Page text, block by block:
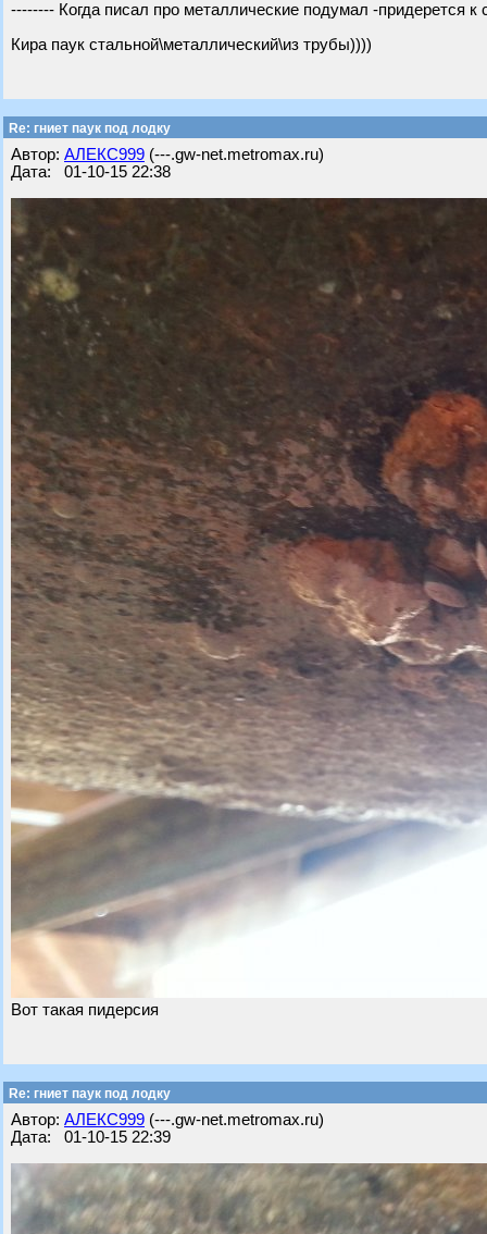
-------- Когда писал про металлические подумал -придерется к
Кира паук стальной\металлический\из трубы))))
Re: гниет паук под лодку
Автор: АЛЕКС999 (---.gw-net.metromax.ru)
Дата: 01-10-15 22:38
Вот такая пидерсия
Re: гниет паук под лодку
Автор: АЛЕКС999 (---.gw-net.metromax.ru)
Дата: 01-10-15 22:39